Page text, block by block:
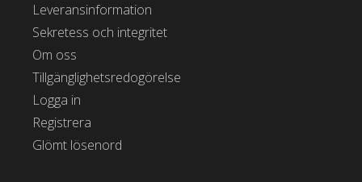
Leveransinformation
Sekretess och integritet
Om oss
Tillgänglighetsredogörelse
Logga in
Registrera
Glömt lösenord